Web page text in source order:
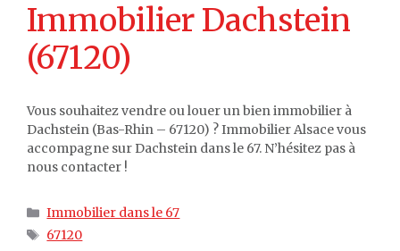
Immobilier Dachstein
(67120)
Vous souhaitez vendre ou louer un bien immobilier à
Dachstein (Bas-Rhin – 67120) ? Immobilier Alsace vous
accompagne sur Dachstein dans le 67. N’hésitez pas à
nous contacter !
Catégories
Immobilier dans le 67
Étiquettes
67120